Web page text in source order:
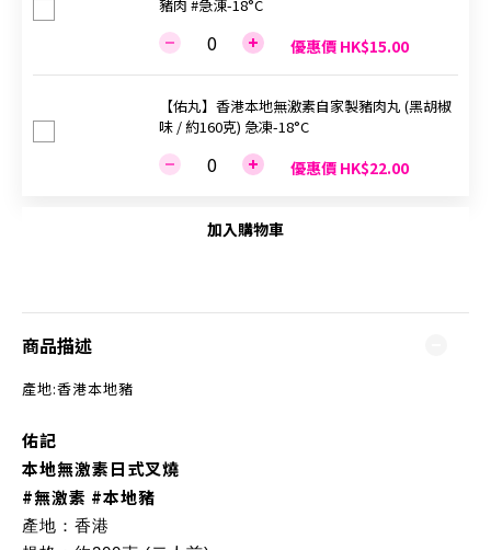
豬肉 #急涷-18°C
優惠價 HK$15.00
【佑丸】香港本地無激素自家製豬肉丸 (黑胡椒
味 / 約160克) 急凍-18°C
優惠價 HK$22.00
加入購物車
商品描述
產地:香港本地豬
佑記
本地無激素日式叉燒
#無激素 #本地豬
產地：香港